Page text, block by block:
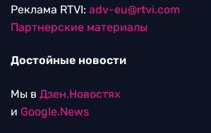
Реклама RTVI: adv-eu@rtvi.com
Партнерские материалы
Достойные новости
Мы в Дзен.Новостях
и Google.News